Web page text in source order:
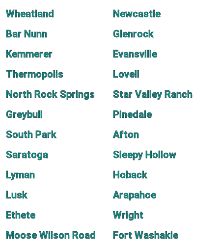
Wheatland
Newcastle
Bar Nunn
Glenrock
Kemmerer
Evansville
Thermopolis
Lovell
North Rock Springs
Star Valley Ranch
Greybull
Pinedale
South Park
Afton
Saratoga
Sleepy Hollow
Lyman
Hoback
Lusk
Arapahoe
Ethete
Wright
Moose Wilson Road
Fort Washakie